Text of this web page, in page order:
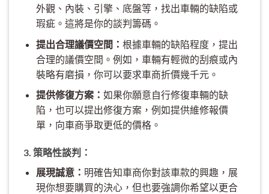
外觀、內裝、引擎、底盤等，找出車輛的缺陷或
瑕疵。這將是你的談判籌碼。
提出合理議價空間： 根據車輛的缺陷程度，提出
合理的議價空間。例如，車輛有輕微的刮痕或內
裝略有磨損，你可以要求車商折價幾千元。
提供修復方案： 如果你願意自行修復車輛的缺
陷，也可以提出修復方案，例如提供維修報價
單，向車商爭取更低的價格。
3. 策略性談判：
展現誠意： 明確告知車商你對該車款的興趣，展
現你想要購買的決心，但也要強調你希望以更合